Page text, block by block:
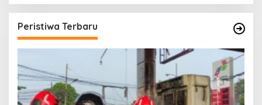
Peristiwa Terbaru